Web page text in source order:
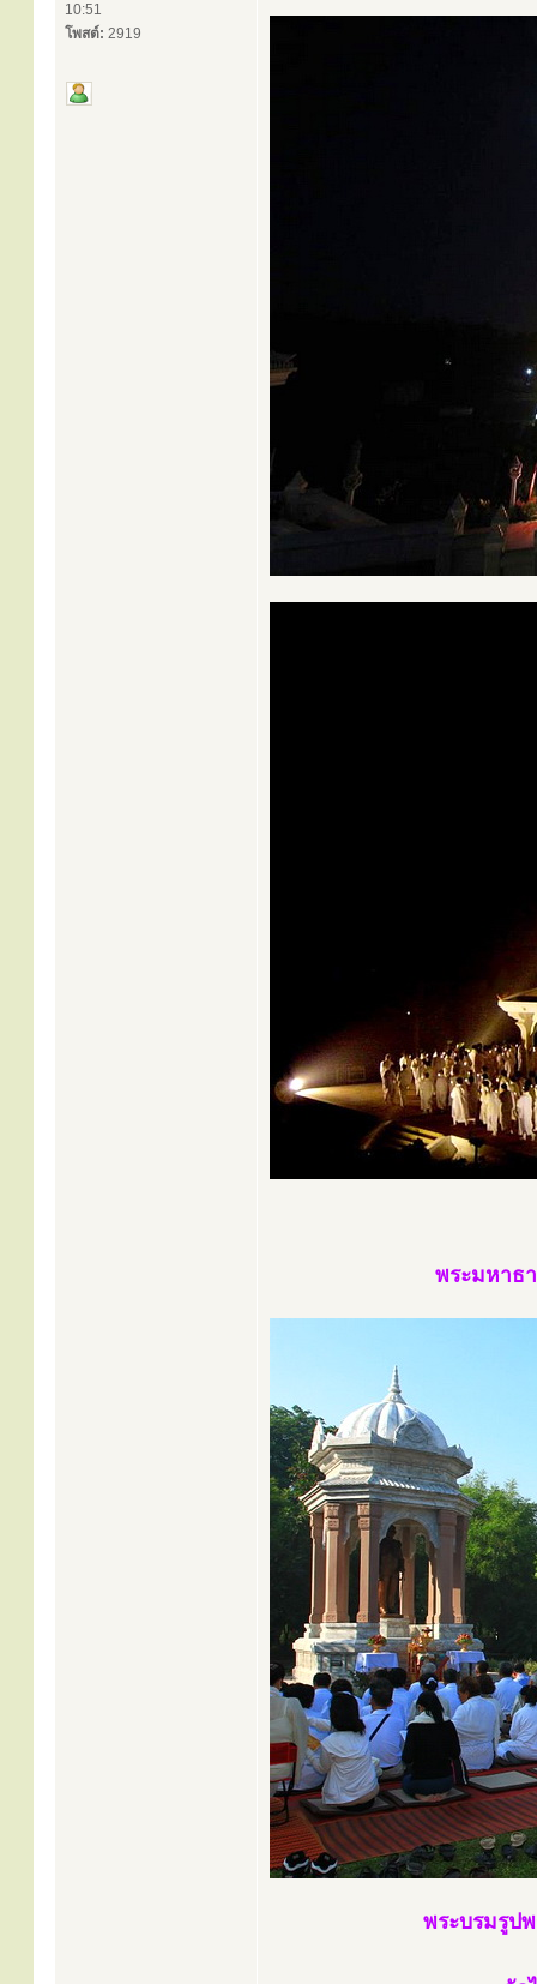
10:51
โพสต์: 2919
พระมหาธ
พระบรมรูป